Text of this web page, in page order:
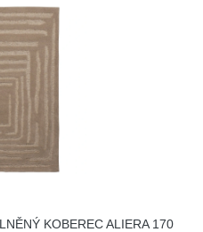
KOBEREC ALIERA 170